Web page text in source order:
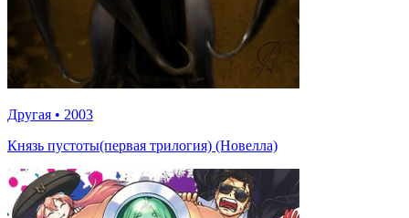
Другая • 2003
Князь пустоты(первая трилогия) (Новелла)